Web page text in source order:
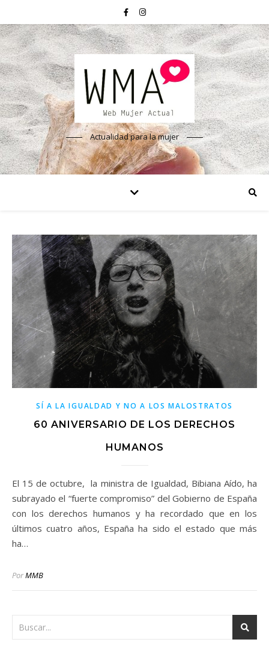
Actualidad para la mujer
SÍ A LA IGUALDAD Y NO A LOS MALOSTRATOS
60 ANIVERSARIO DE LOS DERECHOS
HUMANOS
El 15 de octubre, la ministra de Igualdad, Bibiana Aído, ha
subrayado el “fuerte compromiso” del Gobierno de España
con los derechos humanos y ha recordado que en los
últimos cuatro años, España ha sido el estado que más
ha…
PorMMB